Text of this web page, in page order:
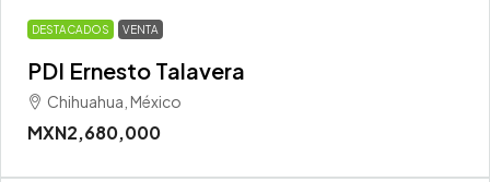
DESTACADOS VENTA
PDI Ernesto Talavera
Chihuahua, México
MXN2,680,000